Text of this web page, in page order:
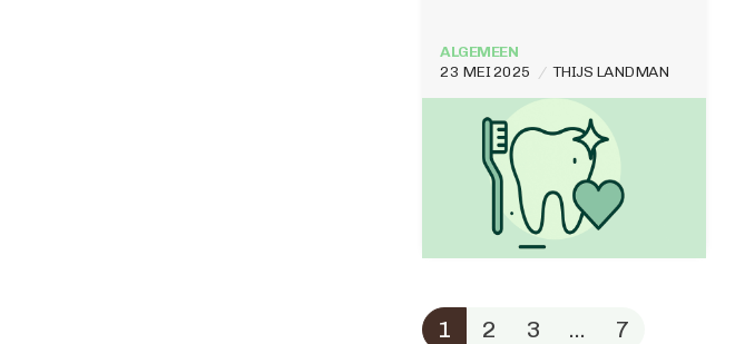
23 MEI 2025 THIJS LANDMAN
ALGEMEEN
1 2 3 … 7